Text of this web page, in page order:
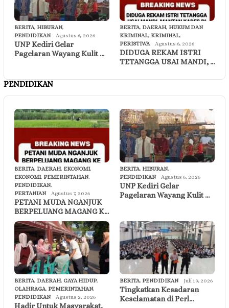
BERITA, HIBURAN,
PENDIDIKAN
Agustus 6, 2026
UNP Kediri Gelar
Pagelaran Wayang Kulit …
BERITA, DAERAH, HUKUM DAN
KRIMINAL, KRIMINAL,
PERISTIWA
Agustus 6, 2026
DIDUGA REKAM ISTRI
TETANGGA USAI MANDI, …
PENDIDIKAN
BERITA, DAERAH, EKONOMI,
EKONOMI, PEMERINTAHAN,
PENDIDIKAN,
PERTANIAN
Agustus 7, 2026
PETANI MUDA NGANJUK
BERPELUANG MAGANG K…
BERITA, HIBURAN,
PENDIDIKAN
Agustus 6, 2026
UNP Kediri Gelar
Pagelaran Wayang Kulit …
BERITA, DAERAH, GAYA HIDUP,
OLAHRAGA, PEMERINTAHAN,
PENDIDIKAN
Agustus 2, 2026
Hadir Untuk Masyarakat,
BERITA, PENDIDIKAN Juli 19, 2026
Tingkatkan Kesadaran
Keselamatan di Perl…